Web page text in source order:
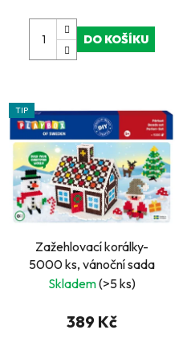
DO KOŠÍKU
TIP
Zažehlovací korálky-
5000 ks, vánoční sada
Skladem(>5 ks)
389 Kč